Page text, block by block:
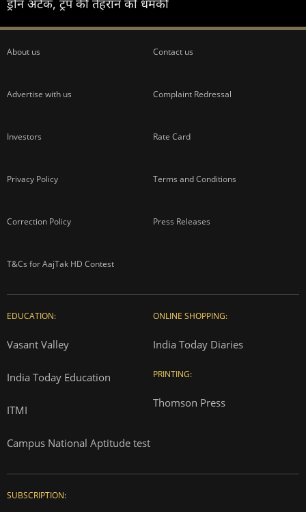
About us Contact us
Advertise with us Complaint Redressal
Investors Rate Card
Privacy Policy Terms and Conditions
Correction Policy Press Releases
T&Cs for AajTak HD Contest
EDUCATION:
Vasant Valley
India Today Education
ITMI
Campus National Aptitude test
ONLINE SHOPPING:
India Today Diaries
PRINTING:
Thomson Press
SUBSCRIPTION: